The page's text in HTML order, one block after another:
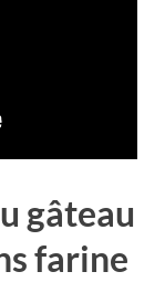
gâteau
farine